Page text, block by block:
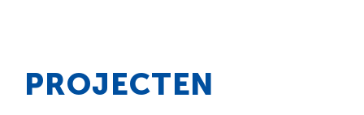
PROJECTEN